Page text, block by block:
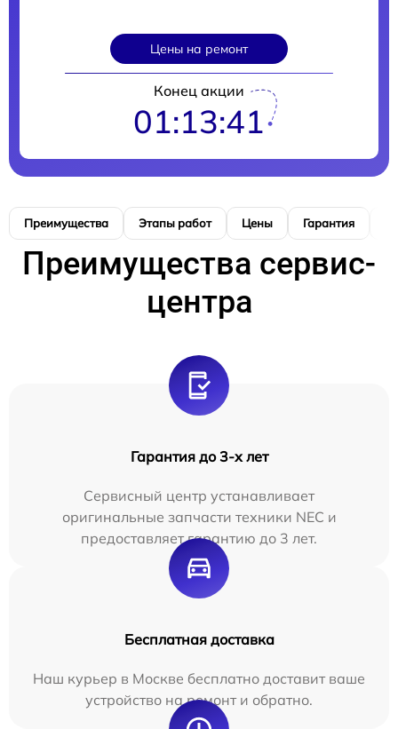
Цены на ремонт
Конец акции
01:13:40
Преимущества Этапы работ Цены Гарантия
Преимущества сервис-
центра
Гарантия до 3-х лет
Сервисный центр устанавливает
оригинальные запчасти техники NEC и
предоставляет гарантию до 3 лет.
Бесплатная доставка
Наш курьер в Москве бесплатно доставит ваше
устройство на ремонт и обратно.